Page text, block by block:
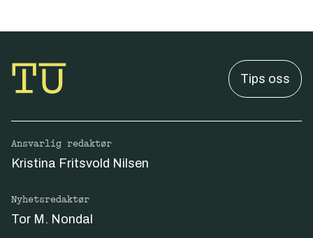
Tips oss
Ansvarlig redaktør
Kristina Fritsvold Nilsen
Nyhetsredaktør
Tor M. Nondal